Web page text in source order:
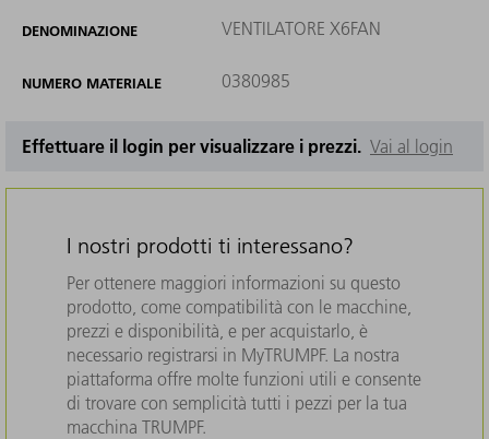
DENOMINAZIONE VENTILATORE X6FAN
NUMERO MATERIALE 0380985
Effettuare il login per visualizzare i prezzi. Vai al login
I nostri prodotti ti interessano?
Per ottenere maggiori informazioni su questo
prodotto, come compatibilità con le macchine,
prezzi e disponibilità, e per acquistarlo, è
necessario registrarsi in MyTRUMPF. La nostra
piattaforma offre molte funzioni utili e consente
di trovare con semplicità tutti i pezzi per la tua
macchina TRUMPF.